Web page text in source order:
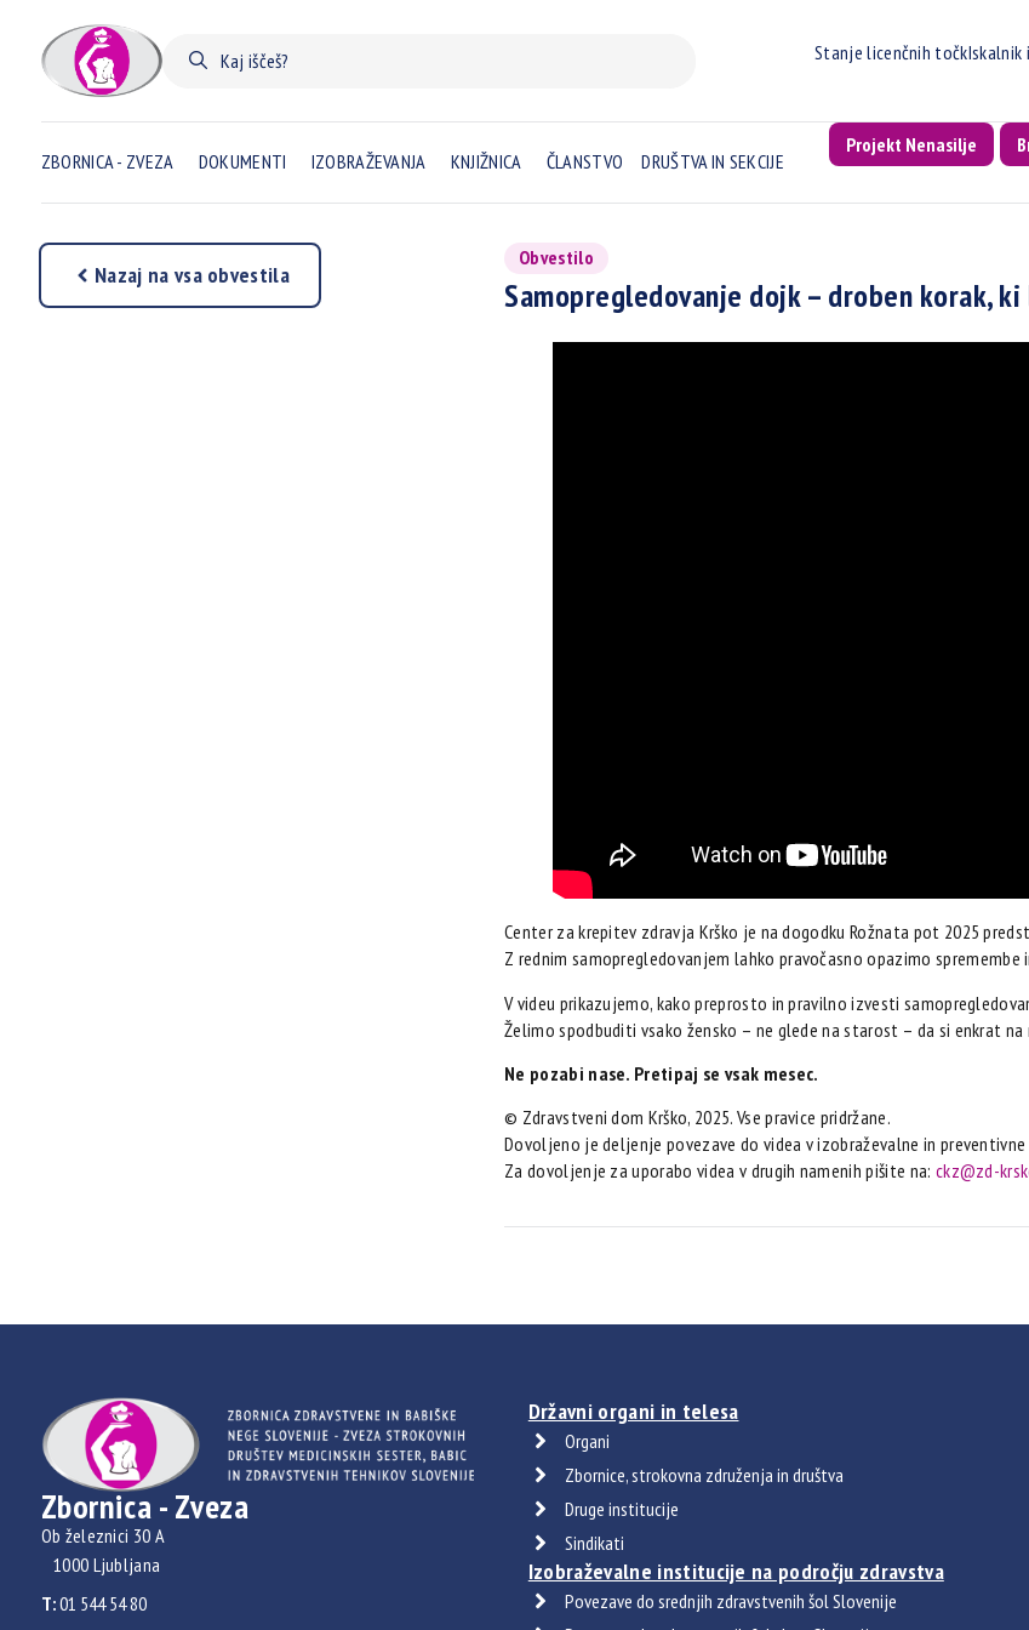
Stanje licenčnih točkIskalnik
ZBORNICA - ZVEZA DOKUMENTI IZOBRAŽEVANJA KNJIŽNICA ČLANSTVO DRUŠTVA IN SEKCIJE
Projekt Nenasilje
Nazaj na vsa obvestila
Obvestilo
Samopregledovanje dojk – droben korak,
Center za krepitev zdravja Krško je na dogodku Rožnata pot 2025
Z rednim samopregledovanjem lahko pravočasno opazimo
V videu prikazujemo, kako preprosto in pravilno izvesti
Želimo spodbuditi vsako žensko – ne glede na starost – da si enkrat
Ne pozabi nase. Pretipaj se vsak mesec.
© Zdravstveni dom Krško, 2025. Vse pravice pridržane.
Dovoljeno je deljenje povezave do videa v izobraževalne in preventivne
Za dovoljenje za uporabo videa v drugih namenih pišite na: ckz@zd-
Zbornica - Zveza
Ob železnici 30 A
1000 Ljubljana
T:01 544 54 80
Državni organi in telesa
Organi
Zbornice, strokovna združenja in društva
Druge institucije
Sindikati
Izobraževalne institucije na področju zdravstva
Povezave do srednjih zdravstvenih šol Slovenije